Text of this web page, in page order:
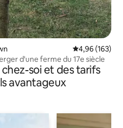
Évaluation
4,96 (163)
d'une ferme du 17e siècle
soi et des tarifs
avantageux